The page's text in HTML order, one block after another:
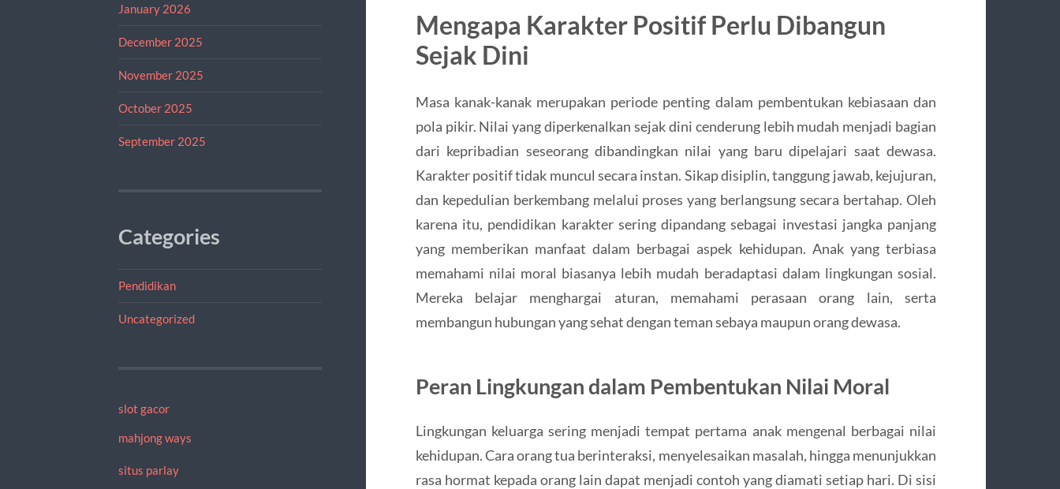
January 2026
December 2025
November 2025
October 2025
September 2025
Categories
Pendidikan
Uncategorized
slot gacor
mahjong ways
situs parlay
Mengapa Karakter Positif Perlu Dibangun
Sejak Dini
Masa kanak-kanak merupakan periode penting dalam pembentukan kebiasaan dan
pola pikir. Nilai yang diperkenalkan sejak dini cenderung lebih mudah menjadi bagian
dari kepribadian seseorang dibandingkan nilai yang baru dipelajari saat dewasa.
Karakter positif tidak muncul secara instan. Sikap disiplin, tanggung jawab, kejujuran,
dan kepedulian berkembang melalui proses yang berlangsung secara bertahap. Oleh
karena itu, pendidikan karakter sering dipandang sebagai investasi jangka panjang
yang memberikan manfaat dalam berbagai aspek kehidupan. Anak yang terbiasa
memahami nilai moral biasanya lebih mudah beradaptasi dalam lingkungan sosial.
Mereka belajar menghargai aturan, memahami perasaan orang lain, serta
membangun hubungan yang sehat dengan teman sebaya maupun orang dewasa.
Peran Lingkungan dalam Pembentukan Nilai Moral
Lingkungan keluarga sering menjadi tempat pertama anak mengenal berbagai nilai
kehidupan. Cara orang tua berinteraksi, menyelesaikan masalah, hingga menunjukkan
rasa hormat kepada orang lain dapat menjadi contoh yang diamati setiap hari. Di sisi